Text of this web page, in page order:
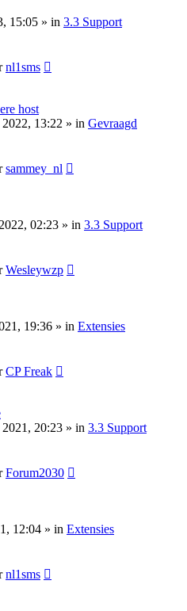
15:05 » in 3.3 Support
nl1sms
host
2022, 13:22 » in Gevraagd
sammey_nl
02:23 » in 3.3 Support
Wesleywzp
19:36 » in Extensies
CP Freak
20:23 » in 3.3 Support
Forum2030
12:04 » in Extensies
nl1sms